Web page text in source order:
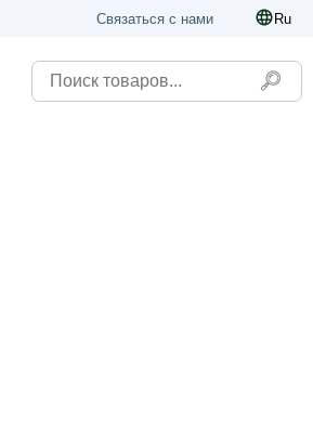
Связаться с нами Ru